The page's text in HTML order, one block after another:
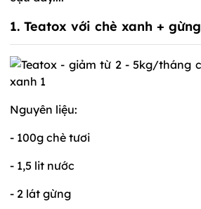
1. Teatox với chè xanh + gừng
Nguyên liệu:
- 100g chè tươi
- 1,5 lit nước
- 2 lát gừng